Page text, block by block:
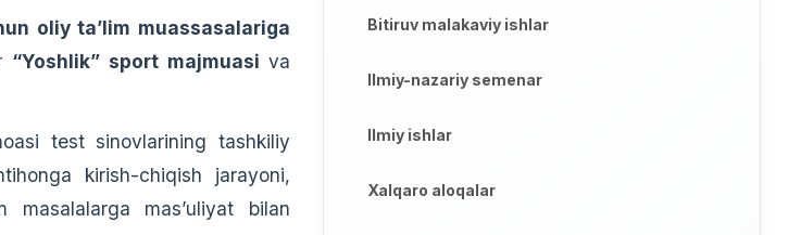
oliy ta’lim muassasalariga
“Yoshlik” sport majmuasi va
test sinovlarining tashkiliy
kirish-chiqish jarayoni,
masʼuliyat bilan
Bitiruv malakaviy ishlar
Ilmiy-nazariy semenar
Ilmiy ishlar
Xalqaro aloqalar